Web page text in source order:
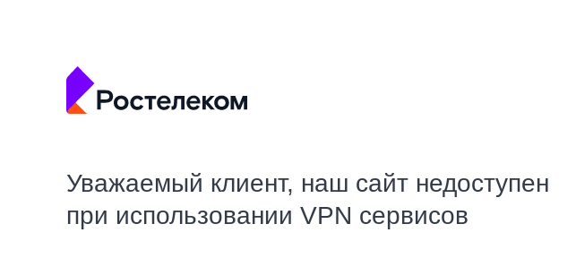
Уважаемый клиент, наш сайт недоступен
при использовании VPN сервисов